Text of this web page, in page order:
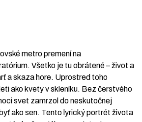
metro premení na
Všetko je tu obrátené – život a
a skaza hore. Uprostred toho
ako kvety v skleníku. Bez čerstvého
svet zamrzol do neskutočnej
ako sen. Tento lyrický portrét života